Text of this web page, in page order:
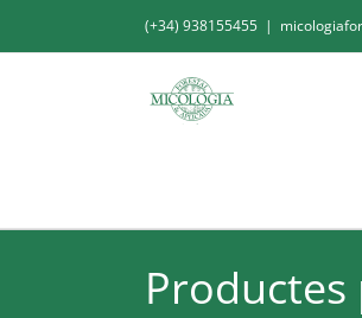
(+34) 938155455 |